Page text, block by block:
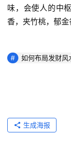
味，会使人的中
香，夹竹桃，郁金
如何布局发财风
生成海报